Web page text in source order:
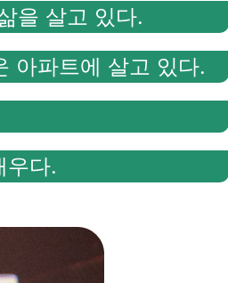
을 살고 있다.
아파트에 살고 있다.
우다.